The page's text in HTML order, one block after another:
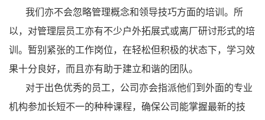
我们亦不会忽略管理概念和领导技巧方面的培训。所
以，对管理层员工亦有不少户外拓展式或离厂研讨形式的培
训。暂别紧张的工作岗位，在轻松但积极的状态下，学习效
果十分良好，而且亦有助于建立和谐的团队。
对于出色优秀的员工，公司亦会指派他们到外面的专业
机构参加长短不一的种种课程，确保公司能掌握最新的技